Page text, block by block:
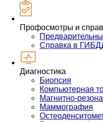
Профосмотры и
Справка в
Диагностика
Биопсия
Компьютерная
Магнитно-
Маммография